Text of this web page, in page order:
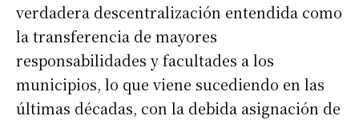
verdadera descentralización entendida como
la transferencia de mayores
responsabilidades y facultades a los
municipios, lo que viene sucediendo en las
últimas décadas, con la debida asignación de